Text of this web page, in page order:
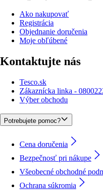
Ako nakupovať
Registrácia
Objednanie doručenia
Moje obľúbené
Kontaktujte nás
Tesco.sk
Zákaznícka linka -
Výber obchodu
Potrebujete pomoc?
Cena doručenia
Bezpečnosť pri nákupe
Všeobecné obchodné
Ochrana súkromia